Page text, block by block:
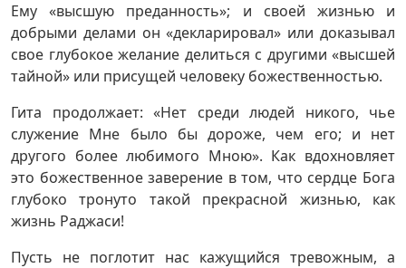
Ему «высшую преданность»; и своей жизнью и
добрыми делами он «декларировал» или доказывал
свое глубокое желание делиться с другими «высшей
тайной» или присущей человеку божественностью.
Гита продолжает: «Нет среди людей никого, чье
служение Мне было бы дороже, чем его; и нет
другого более любимого Мною». Как вдохновляет
это божественное заверение в том, что сердце Бога
глубоко тронуто такой прекрасной жизнью, как
жизнь Раджаси!
Пусть не поглотит нас кажущийся тревожным, а